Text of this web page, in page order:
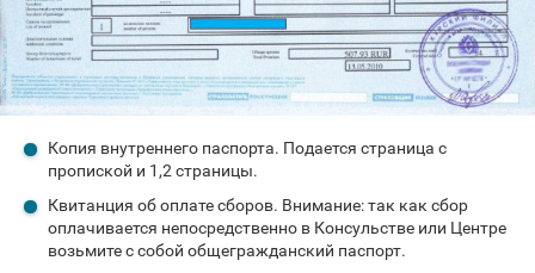
Копия внутреннего паспорта. Подается страница с
пропиской и 1,2 страницы.
Квитанция об оплате сборов. Внимание: так как сбор
оплачивается непосредственно в Консульстве или Центре
возьмите с собой общегражданский паспорт.